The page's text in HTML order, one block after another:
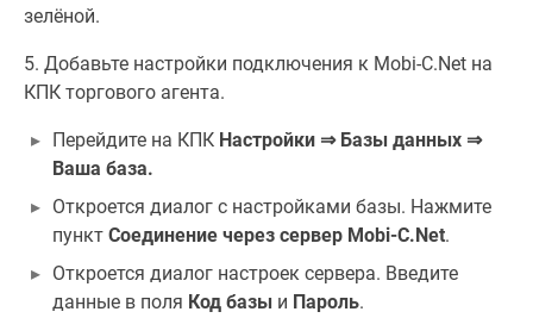
зелёной.
5. Добавьте настройки подключения к Mobi-С.Net на
КПК торгового агента.
Перейдите на КПК Настройки ⇒ Базы данных ⇒
Ваша база.
Откроется диалог с настройками базы. Нажмите
пункт Соединение через сервер Mobi-C.Net.
Откроется диалог настроек сервера. Введите
данные в поля Код базы и Пароль.